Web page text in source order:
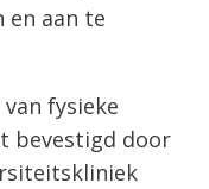
en aan te
fysieke
bevestigd door